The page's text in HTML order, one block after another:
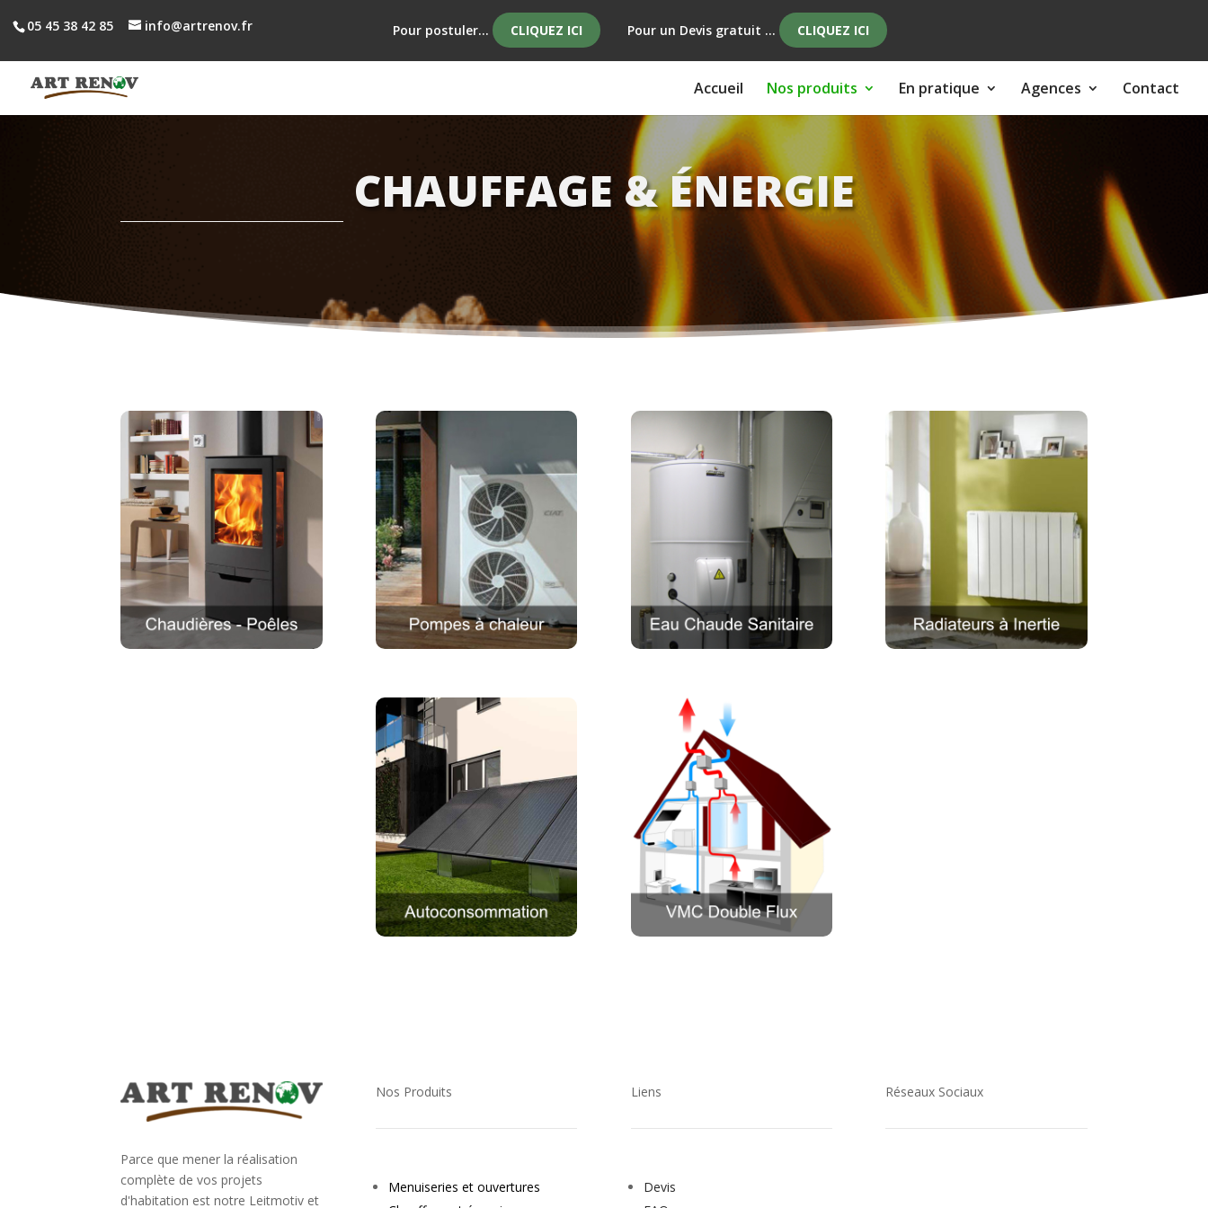
05 45 38 42 85 info@artrenov.fr Pour postuler... CLIQUEZ ICI Pour un Devis gratuit ... CLIQUEZ ICI
Accueil Nos produits En pratique Agences Contact
CHAUFFAGE & ÉNERGIE
Parce que mener la réalisation
complète de vos projets
d'habitation est notre Leitmotiv et
Nos Produits
Menuiseries et ouvertures
Liens
Devis
Réseaux Sociaux